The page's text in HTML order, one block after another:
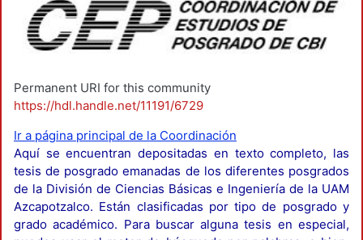
Permanent URI for this community
https://hdl.handle.net/11191/6729
Ir a página principal de la Coordinación
Aquí se encuentran depositadas en texto completo, las
tesis de posgrado emanadas de los diferentes posgrados
de la División de Ciencias Básicas e Ingeniería de la UAM
Azcapotzalco. Están clasificadas por tipo de posgrado y
grado académico. Para buscar alguna tesis en especial,